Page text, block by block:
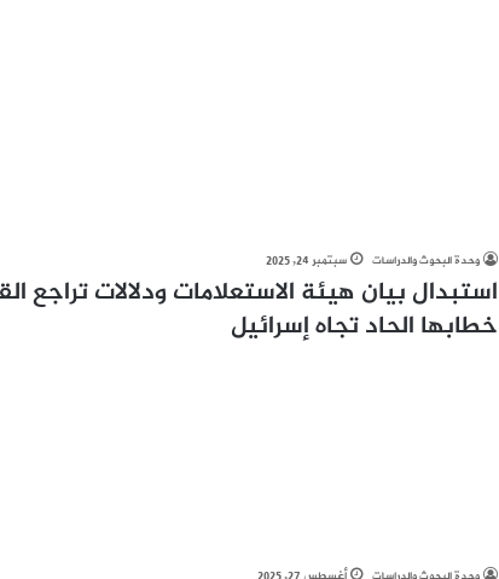
وحدة البحوث والدراسات سبتمبر 24, 2025
استبدال بيان هيئة الاستعلامات ودلالات تراجع
خطابها الحاد تجاه إسرائيل